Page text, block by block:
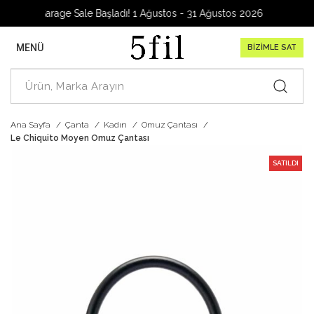
Garage Sale Başladı! 1 Ağustos - 31 Ağustos 2026
MENÜ BİZİMLE SAT
Ana Sayfa Çanta Kadın
Omuz Çantası
Le Chiquito Moyen Omuz Çantası
SATILDI